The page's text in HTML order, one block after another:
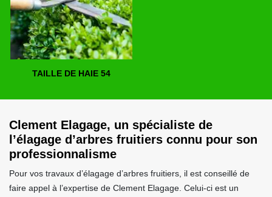
TAILLE DE HAIE 54
Clement Elagage, un spécialiste de
l’élagage d’arbres fruitiers connu pour son
professionnalisme
Pour vos travaux d’élagage d’arbres fruitiers, il est conseillé de
faire appel à l’expertise de Clement Elagage. Celui-ci est un